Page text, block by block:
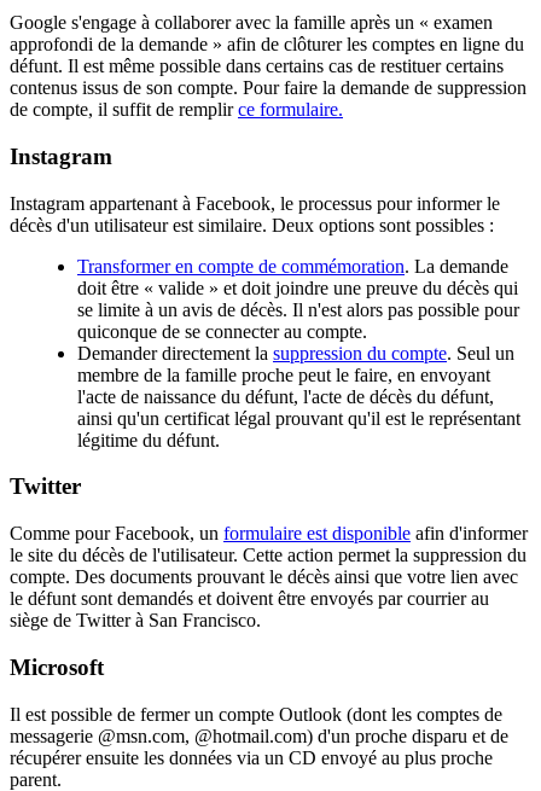
Google s'engage à collaborer avec la famille après un « examen
approfondi de la demande » afin de clôturer les comptes en ligne du
défunt. Il est même possible dans certains cas de restituer certains
contenus issus de son compte. Pour faire la demande de suppression
de compte, il suffit de remplirce formulaire.
Instagram
Instagram appartenant à Facebook, le processus pour informer le
décès d'un utilisateur est similaire. Deux options sont possibles :
Transformer en compte de commémoration. La demande
doit être « valide » et doit joindre une preuve du décès qui
se limite à un avis de décès. Il n'est alors pas possible pour
quiconque de se connecter au compte.
Demander directement la suppression du compte. Seul un
membre de la famille proche peut le faire, en envoyant
l'acte de naissance du défunt, l'acte de décès du défunt,
ainsi qu'un certificat légal prouvant qu'il est le représentant
légitime du défunt.
Twitter
Comme pour Facebook, un formulaire est disponible afin d'informer
le site du décès de l'utilisateur. Cette action permet la suppression du
compte. Des documents prouvant le décès ainsi que votre lien avec
le défunt sont demandés et doivent être envoyés par courrier au
siège de Twitter à San Francisco.
Microsoft
Il est possible de fermer un compte Outlook (dont les comptes de
messagerie @msn.com, @hotmail.com) d'un proche disparu et de
récupérer ensuite les données via un CD envoyé au plus proche
parent.